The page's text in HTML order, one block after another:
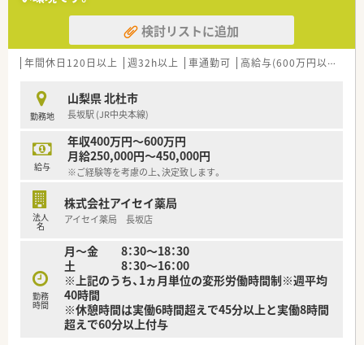
■その他にも、管理部門や商品部門等の本社スタッフなど活動領
域は多種多様です。
■在宅実施店舗は年々増加しており、在宅医療へもしっかりと関
わる事ができます。
時短勤務ができるよう変更予定です。
■年間休日が120日とワークライフバランスが整っています
■日用品から常備薬まで、従業員割引制度など嬉しいメリットも
たくさんあります！
検討リストに追加
年間休日120日以上 週32h以上 車通勤可 高給与(600万円以上)
勤務地
山梨県 北杜市
長坂駅 (JR中央本線)
給与
年収400万円～600万円
月給250,000円～450,000円
※ご経験等を考慮の上、決定致します。
法人
名
株式会社アイセイ薬局
アイセイ薬局 長坂店
勤務
時間
月～金 8：30～18：30
土 8：30～16：00
※上記のうち、1ヵ月単位の変形労働時間制※週平均
40時間
※休憩時間は実働6時間超えで45分以上と実働8時間
超えで60分以上付与